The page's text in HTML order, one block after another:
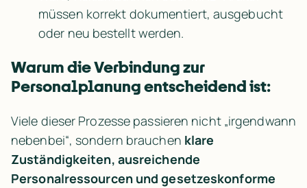
müssen korrekt dokumentiert, ausgebucht
oder neu bestellt werden.
Warum die Verbindung zur
Personalplanung entscheidend ist:
Viele dieser Prozesse passieren nicht „irgendwann
nebenbei“, sondern brauchen klare
Zuständigkeiten, ausreichende
Personalressourcen und gesetzeskonforme